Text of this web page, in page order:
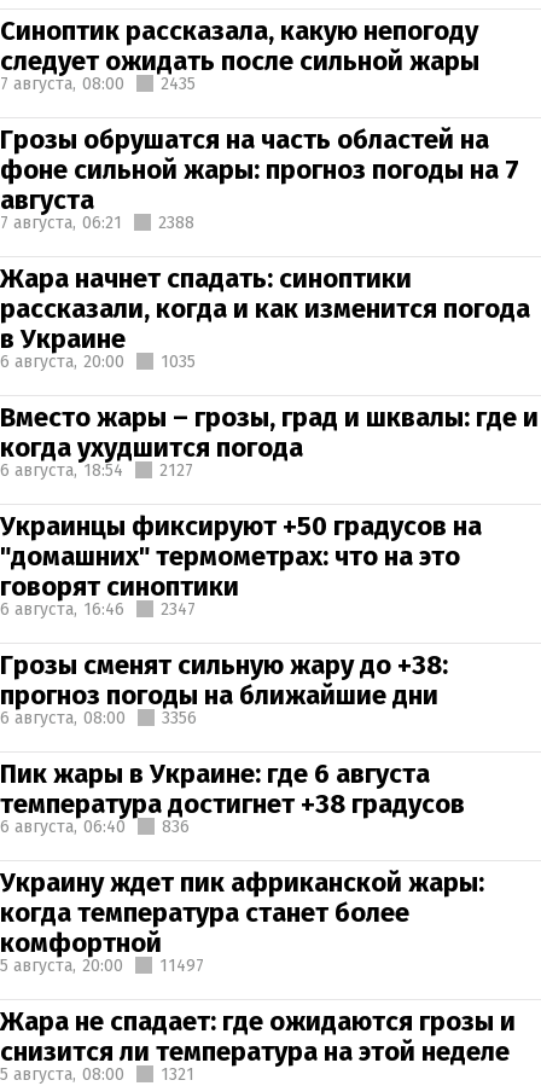
Синоптик рассказала, какую непогоду
следует ожидать после сильной жары
7 августа, 08:00 2435
Грозы обрушатся на часть областей на
фоне сильной жары: прогноз погоды на 7
августа
7 августа, 06:21 2388
Жара начнет спадать: синоптики
рассказали, когда и как изменится погода
в Украине
6 августа, 20:00 1035
Вместо жары – грозы, град и шквалы: где и
когда ухудшится погода
6 августа, 18:54 2127
Украинцы фиксируют +50 градусов на
"домашних" термометрах: что на это
говорят синоптики
6 августа, 16:46 2347
Грозы сменят сильную жару до +38:
прогноз погоды на ближайшие дни
6 августа, 08:00 3356
Пик жары в Украине: где 6 августа
температура достигнет +38 градусов
6 августа, 06:40 836
Украину ждет пик африканской жары:
когда температура станет более
комфортной
5 августа, 20:00 11497
Жара не спадает: где ожидаются грозы и
снизится ли температура на этой неделе
5 августа, 08:00 1321